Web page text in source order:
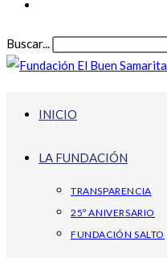
Buscar...
INICIO
LA FUNDACIÓN
TRANSPARENCIA
25º ANIVERSARIO
FUNDACIÓN SALTO